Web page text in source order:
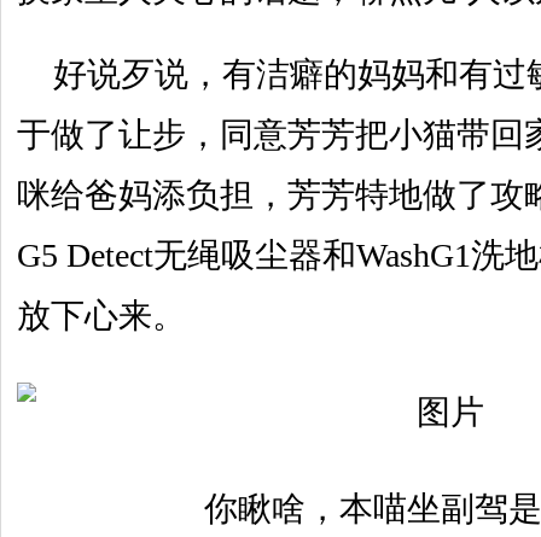
好说歹说，有洁癖的妈妈和有过
于做了让步，同意芳芳把小猫带回
咪给爸妈添负担，芳芳特地做了攻
G5 Detect无绳吸尘器和WashG1洗
放下心来。
你瞅啥，本喵坐副驾